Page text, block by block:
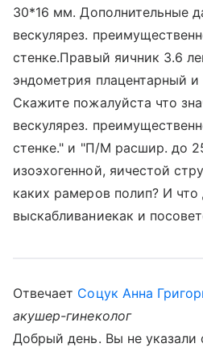
30*16 мм. Дополнительные
вескулярез.
стенке.Правый яичник 3.6
эндометрия плацентарный и
Скажите пожалуйста что
вескулярез.
стенке." и "П/М расшир. до
изоэхогенной, яичестой
каких рамеров полип? И что
выскабливаниекак и
Отвечает Соцук Анна
акушер-гинеколог
Добрый день. Вы не указали